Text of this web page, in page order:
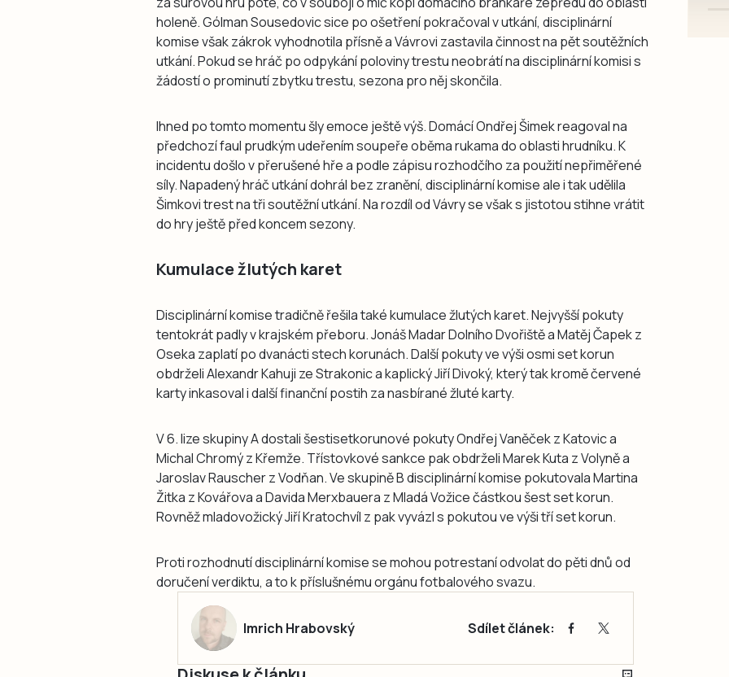
holeně. Gólman Sousedovic sice po ošetření pokračoval v utkání, disciplinární
komise však zákrok vyhodnotila přísně a Vávrovi zastavila činnost na pět soutěžních
utkání. Pokud se hráč po odpykání poloviny trestu neobrátí na disciplinární komisi s
žádostí o prominutí zbytku trestu, sezona pro něj skončila.
Ihned po tomto momentu šly emoce ještě výš. Domácí Ondřej Šimek reagoval na
předchozí faul prudkým udeřením soupeře oběma rukama do oblasti hrudníku. K
incidentu došlo v přerušené hře a podle zápisu rozhodčího za použití nepřiměřené
síly. Napadený hráč utkání dohrál bez zranění, disciplinární komise ale i tak udělila
Šimkovi trest na tři soutěžní utkání. Na rozdíl od Vávry se však s jistotou stihne vrátit
do hry ještě před koncem sezony.
Kumulace žlutých karet
Disciplinární komise tradičně řešila také kumulace žlutých karet. Nejvyšší pokuty
tentokrát padly v krajském přeboru. Jonáš Madar Dolního Dvořiště a Matěj Čapek z
Oseka zaplatí po dvanácti stech korunách. Další pokuty ve výši osmi set korun
obdrželi Alexandr Kahuji ze Strakonic a kaplický Jiří Divoký, který tak kromě červené
karty inkasoval i další finanční postih za nasbírané žluté karty.
V 6. lize skupiny A dostali šestisetkorunové pokuty Ondřej Vaněček z Katovic a
Michal Chromý z Křemže. Třístovkové sankce pak obdrželi Marek Kuta z Volyně a
Jaroslav Rauscher z Vodňan. Ve skupině B disciplinární komise pokutovala Martina
Žitka z Kovářova a Davida Merxbauera z Mladá Vožice částkou šest set korun.
Rovněž mladovožický Jiří Kratochvíl z pak vyvázl s pokutou ve výši tří set korun.
Proti rozhodnutí disciplinární komise se mohou potrestaní odvolat do pěti dnů od
doručení verdiktu, a to k příslušnému orgánu fotbalového svazu.
Imrich Hrabovský Sdílet článek: